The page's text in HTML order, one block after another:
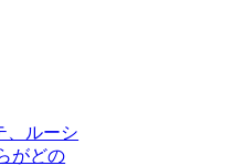
、ルーシ
がどの